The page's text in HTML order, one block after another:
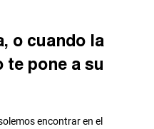
o cuando la
pone a su
encontrar en el